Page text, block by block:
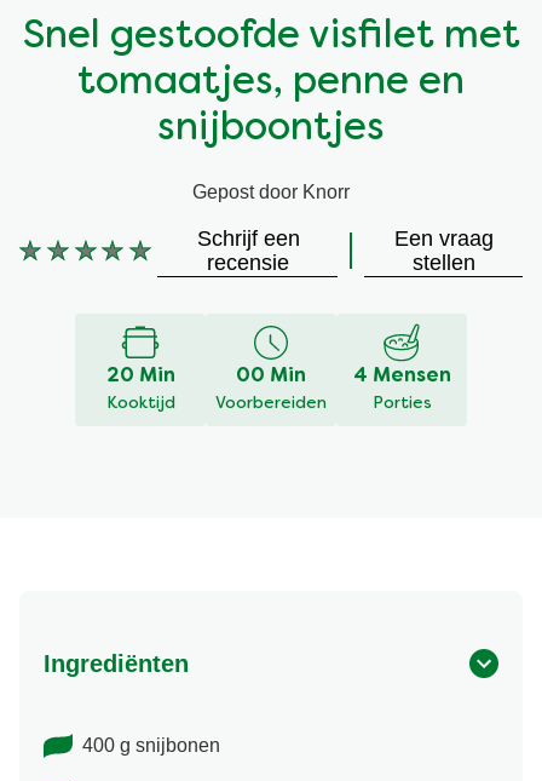
Vegetarisch
Gelegenheden
Kruiding
Groentewraps
Snackpots
Snel gestoofde visfilet met
tomaatjes, penne en
snijboontjes
Gepost door Knorr
Geen
Schrijf een
recensie
Een vraag
stellen
20 Min
Kooktijd
00 Min
Voorbereiden
4 Mensen
Porties
Ingrediënten
400 g snijbonen